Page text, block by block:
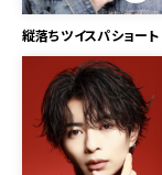
縦落ちツイスパショート